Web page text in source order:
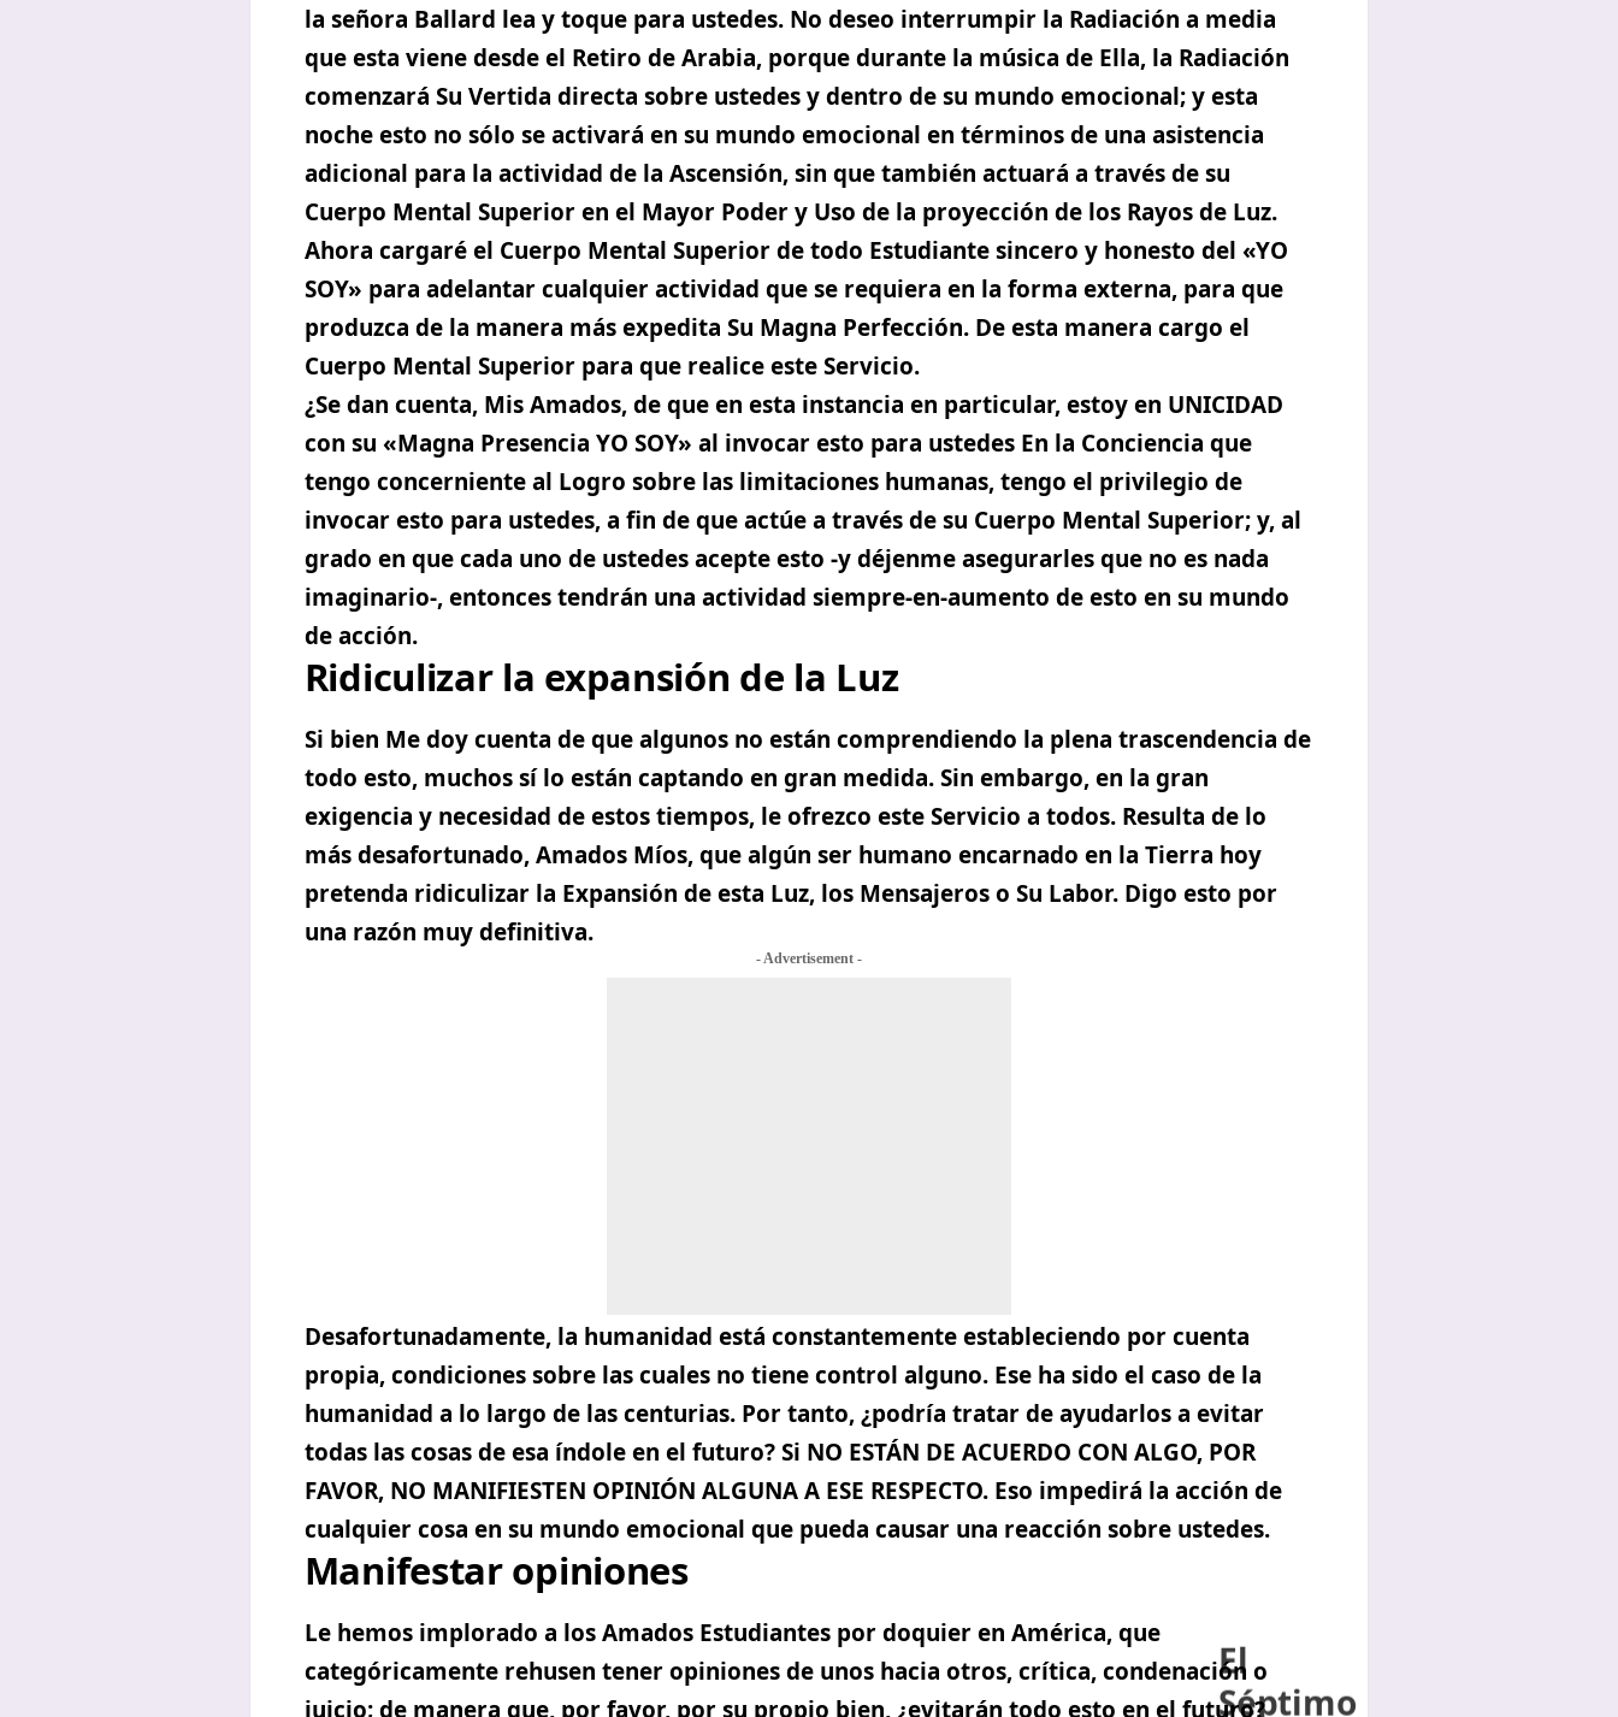
la señora Ballard lea y toque para ustedes. No deseo interrumpir la Radiación a media
que esta viene desde el Retiro de Arabia, porque durante la música de Ella, la Radiación
comenzará Su Vertida directa sobre ustedes y dentro de su mundo emocional; y esta
noche esto no sólo se activará en su mundo emocional en términos de una asistencia
adicional para la actividad de la Ascensión, sin que también actuará a través de su
Cuerpo Mental Superior en el Mayor Poder y Uso de la proyección de los Rayos de Luz.
Ahora cargaré el Cuerpo Mental Superior de todo Estudiante sincero y honesto del «YO
SOY» para adelantar cualquier actividad que se requiera en la forma externa, para que
produzca de la manera más expedita Su Magna Perfección. De esta manera cargo el
Cuerpo Mental Superior para que realice este Servicio.
¿Se dan cuenta, Mis Amados, de que en esta instancia en particular, estoy en UNICIDAD
con su «Magna Presencia YO SOY» al invocar esto para ustedes En la Conciencia que
tengo concerniente al Logro sobre las limitaciones humanas, tengo el privilegio de
invocar esto para ustedes, a fin de que actúe a través de su Cuerpo Mental Superior; y, al
grado en que cada uno de ustedes acepte esto -y déjenme asegurarles que no es nada
imaginario-, entonces tendrán una actividad siempre-en-aumento de esto en su mundo
de acción.
Ridiculizar la expansión de la Luz
Si bien Me doy cuenta de que algunos no están comprendiendo la plena trascendencia de
todo esto, muchos sí lo están captando en gran medida. Sin embargo, en la gran
exigencia y necesidad de estos tiempos, le ofrezco este Servicio a todos. Resulta de lo
más desafortunado, Amados Míos, que algún ser humano encarnado en la Tierra hoy
pretenda ridiculizar la Expansión de esta Luz, los Mensajeros o Su Labor. Digo esto por
una razón muy definitiva.
- Advertisement -
Desafortunadamente, la humanidad está constantemente estableciendo por cuenta
propia, condiciones sobre las cuales no tiene control alguno. Ese ha sido el caso de la
humanidad a lo largo de las centurias. Por tanto, ¿podría tratar de ayudarlos a evitar
todas las cosas de esa índole en el futuro? Si NO ESTÁN DE ACUERDO CON ALGO, POR
FAVOR, NO MANIFIESTEN OPINIÓN ALGUNA A ESE RESPECTO. Eso impedirá la acción de
cualquier cosa en su mundo emocional que pueda causar una reacción sobre ustedes.
Manifestar opiniones
Le hemos implorado a los Amados Estudiantes por doquier en América, que
categóricamente rehusen tener opiniones de unos hacia otros, crítica, condenación o
juicio; de manera que, por favor, por su propio bien, ¿evitarán todo esto en el futuro?
El
Poderosos
Decretos